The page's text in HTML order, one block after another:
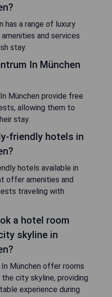
has a range of luxury
and services
stay.
In München
München provide free
allowing them to
stay.
friendly hotels in
hotels available in
offer amenities and
traveling with
a hotel room
skyline in
München offer rooms
city skyline, providing
experience during